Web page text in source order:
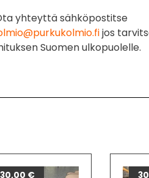
yhteyttä sähköpostitse
jos
Suomen ulkopuolelle.
30,00 €